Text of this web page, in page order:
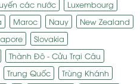
các nước
Luxembourg
Maroc Nauy
New Zealand
Slovakia
Thành Đô - Cửu Trại Câu
Trung Quốc
Trùng Khánh